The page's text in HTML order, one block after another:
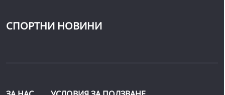
СПОРТНИ НОВИНИ